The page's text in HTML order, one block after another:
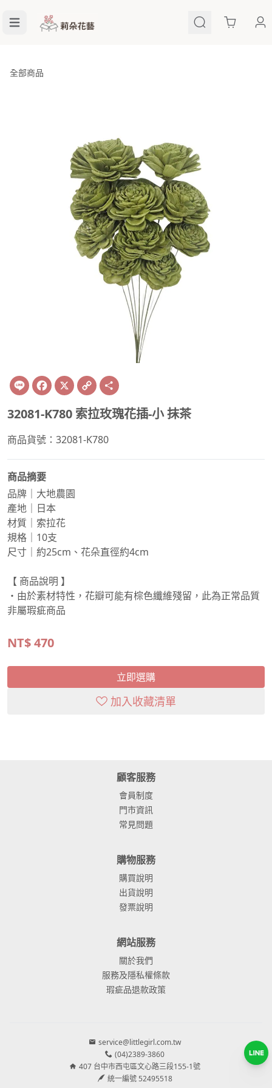
Cart
全部商品
Line Facebook
X Copy
Link
32081-K780 索拉玫瑰花插-小 抹茶
商品貨號：32081-K780
商品摘要
品牌｜大地農園
產地｜日本
材質｜索拉花
規格｜10支
尺寸｜約25cm、花朵直徑約4cm
【 商品說明 】
・由於素材特性，花瓣可能有棕色纖維殘留，此為正常品質
非屬瑕疵商品
NT$470
立即選購
加入收藏清單
顧客服務
會員制度
門市資訊
常見問題
購物服務
購買說明
出貨說明
發票說明
網站服務
關於我們
服務及隱私權條款
瑕疵品退款政策
service@littlegirl.com.tw
(04)2389-3860
407 台中市西屯區文心路三段155-1號
統一編號 52495518